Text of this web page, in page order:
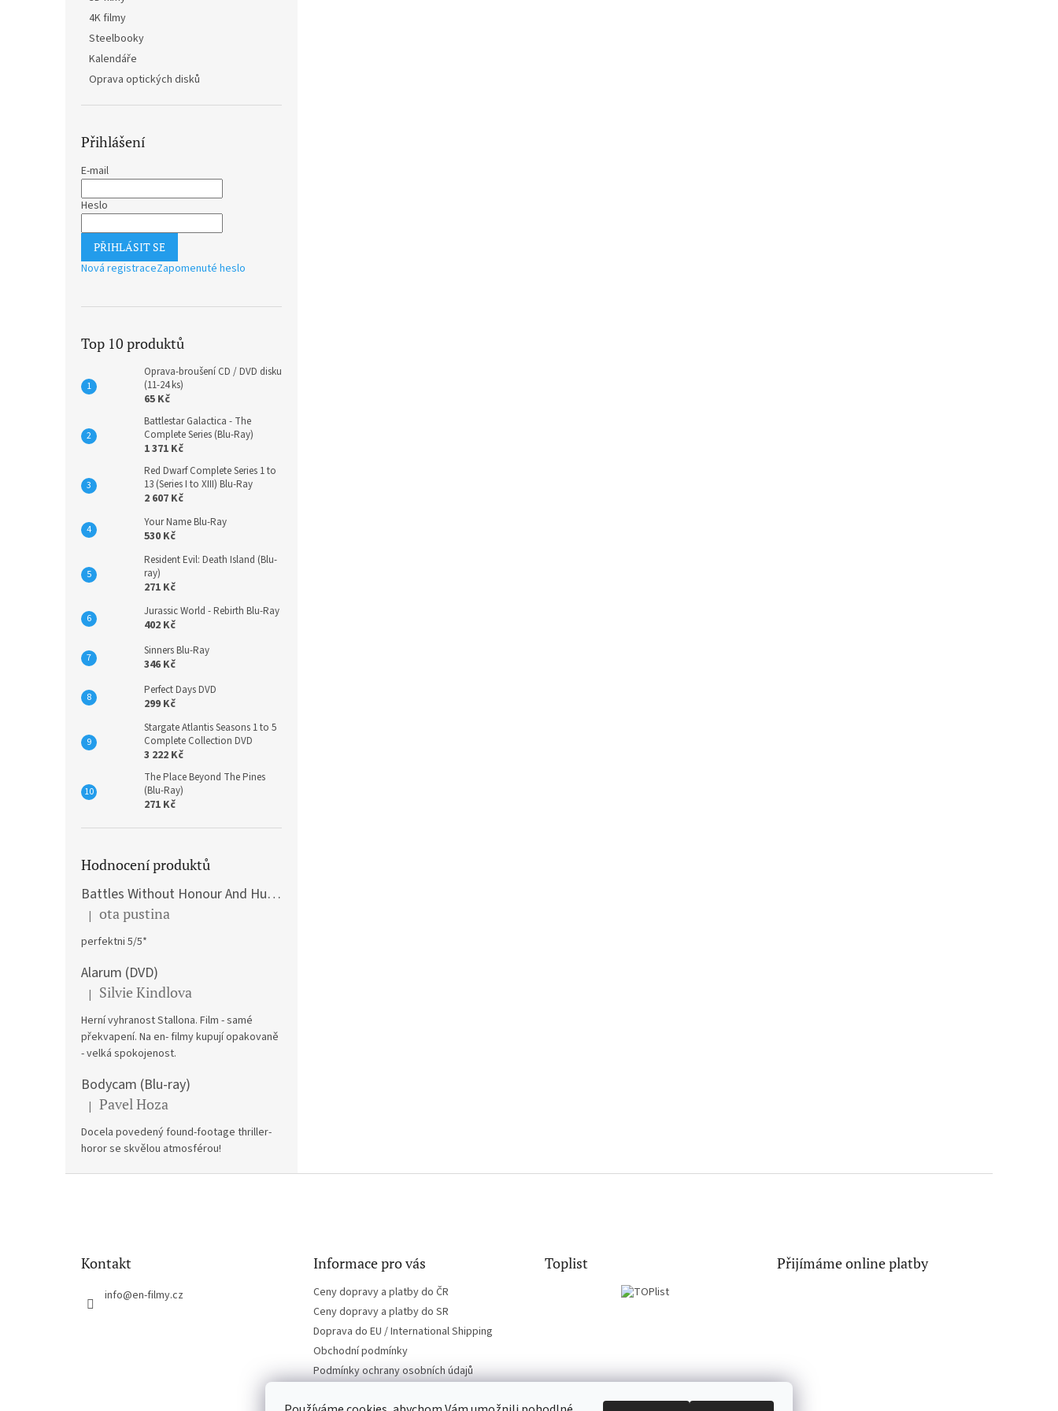
4K filmy
Steelbooky
Kalendáře
Oprava optických disků
Přihlášení
E-mail
Heslo
PŘIHLÁSIT SE
Nová registraceZapomenuté heslo
Top 10 produktů
Oprava-broušení CD / DVD disku
(11-24 ks)
65 Kč
Battlestar Galactica - The
Complete Series (Blu-Ray)
1 371 Kč
Red Dwarf Complete Series 1 to
13 (Series I to XIII) Blu-Ray
2 607 Kč
Your Name Blu-Ray
530 Kč
Resident Evil: Death Island (Blu-
ray)
271 Kč
Jurassic World - Rebirth Blu-Ray
402 Kč
Sinners Blu-Ray
346 Kč
Perfect Days DVD
299 Kč
Stargate Atlantis Seasons 1 to 5
Complete Collection DVD
3 222 Kč
The Place Beyond The Pines
(Blu-Ray)
271 Kč
Hodnocení produktů
Battles Without Honour And Humanity / Yakuza Graveyad / Street Mobster DVD
Hodnocení produktu je 5 z 5 hvězdiček.
| ota pustina
perfektni 5/5*
Alarum (DVD)
Hodnocení produktu je 5 z 5 hvězdiček.
| Silvie Kindlova
Herní vyhranost Stallona. Film - samé
překvapení. Na en- filmy kupují opakovaně
- velká spokojenost.
Bodycam (Blu-ray)
Hodnocení produktu je 5 z 5 hvězdiček.
| Pavel Hoza
Docela povedený found-footage thriller-
horor se skvělou atmosférou!
Kontakt
info@en-filmy.cz
Informace pro vás
Ceny dopravy a platby do ČR
Ceny dopravy a platby do SR
Doprava do EU / International Shipping
Obchodní podmínky
Podmínky ochrany osobních údajů
Toplist Přijímáme online platby